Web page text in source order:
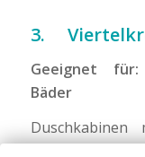
3.
Geeignet für:
Bäder